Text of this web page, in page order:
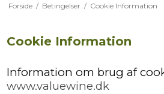
Forside / Betingelser / Cookie Information
Cookie Information
Information om brug af
www.valuewine.dk